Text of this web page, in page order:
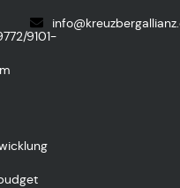
9101-